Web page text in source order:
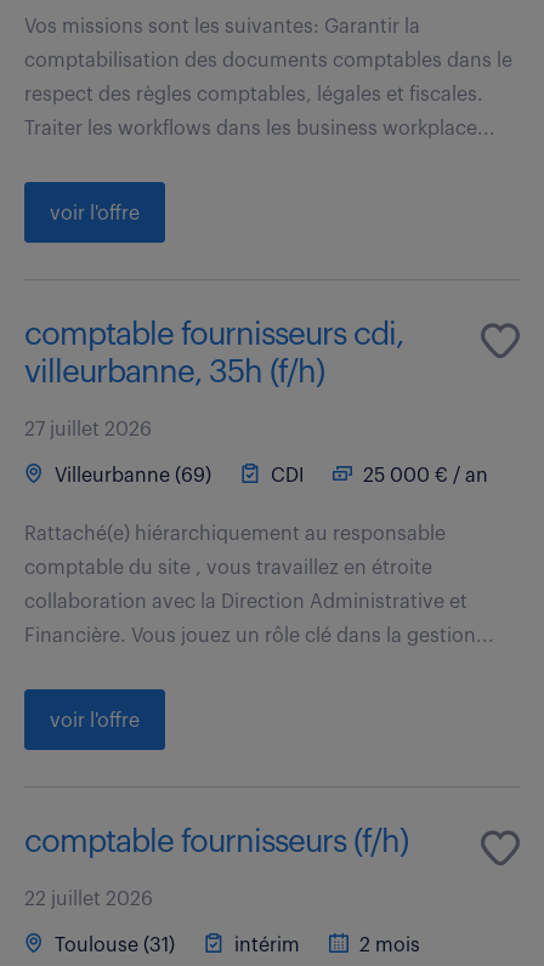
Vos missions sont les suivantes: Garantir la
comptabilisation des documents comptables dans le
respect des règles comptables, légales et fiscales.
Traiter les workflows dans les business workplace...
voir l'offre
comptable fournisseurs cdi,
villeurbanne, 35h (f/h)
27 juillet 2026
Villeurbanne (69) CDI 25 000 € / an
Rattaché(e) hiérarchiquement au responsable
comptable du site , vous travaillez en étroite
collaboration avec la Direction Administrative et
Financière. Vous jouez un rôle clé dans la gestion...
voir l'offre
comptable fournisseurs (f/h)
22 juillet 2026
Toulouse (31) intérim 2 mois